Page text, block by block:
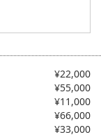
¥22,000
¥55,000
¥11,000
¥66,000
¥33,000